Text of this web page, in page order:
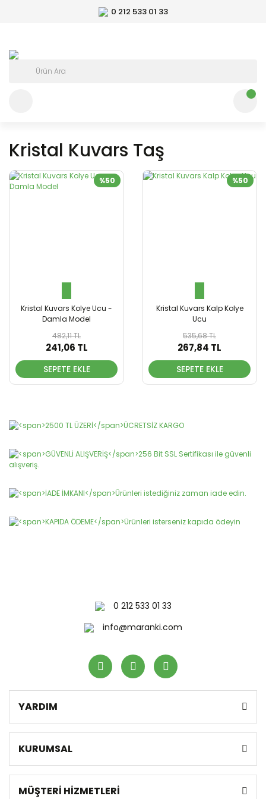
0 212 533 01 33
Kristal Kuvars Taş
%50
Kristal Kuvars Kolye Ucu -
Damla Model
482,11 TL
241,06 TL
SEPETE EKLE
%50
Kristal Kuvars Kalp Kolye
Ucu
535,68 TL
267,84 TL
SEPETE EKLE
0 212 533 01 33
info@maranki.com
YARDIM
KURUMSAL
MÜŞTERİ HİZMETLERİ